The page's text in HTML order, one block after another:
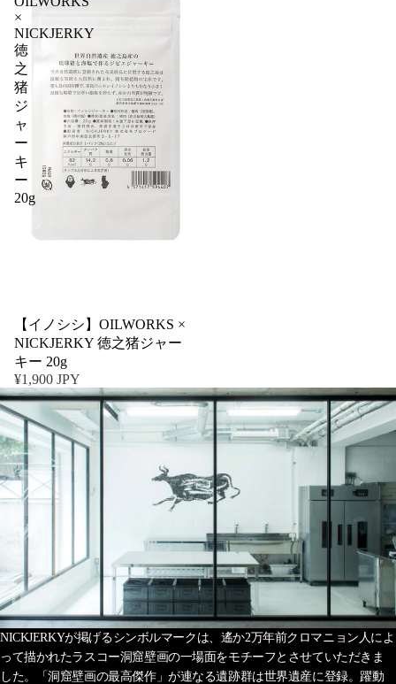
×
NICKJERKY
徳
之
猪
ジ
ャ
ー
キ
ー
20g
売り切れ
【イノシシ】OILWORKS ×
NICKJERKY 徳之猪ジャー
キー 20g
¥1,900 JPY
NICKJERKYが掲げるシンボルマークは、遙か2万年前クロマニョン人によ
って描かれたラスコー洞窟壁画の一場面をモチーフとさせていただきま
した。「洞窟壁画の最高傑作」が連なる遺跡群は世界遺産に登録。躍動